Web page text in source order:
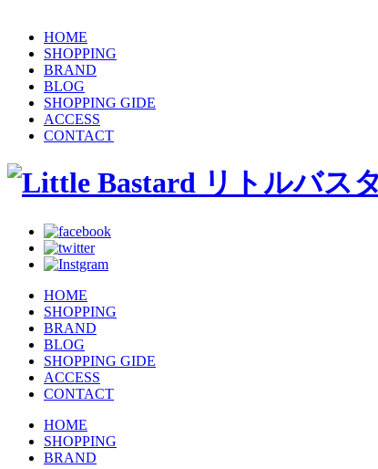
HOME
SHOPPING
BRAND
BLOG
SHOPPING GIDE
ACCESS
CONTACT
HOME
SHOPPING
BRAND
BLOG
SHOPPING GIDE
ACCESS
CONTACT
HOME
SHOPPING
BRAND